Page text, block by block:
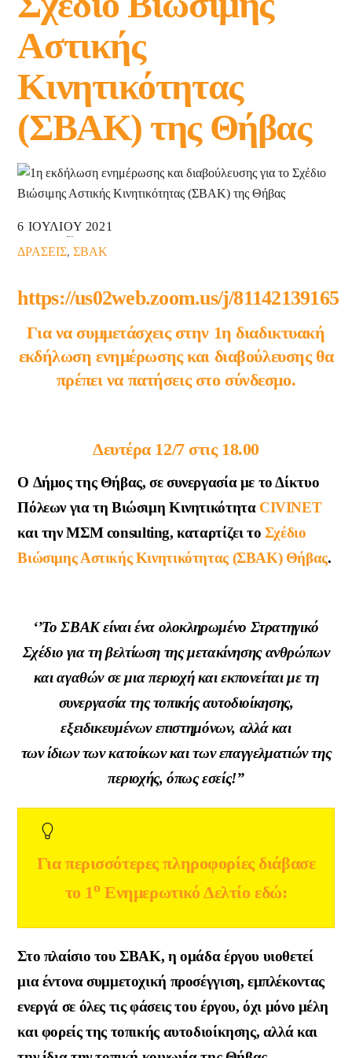
Αστικής
Κινητικότητας
(ΣΒΑΚ) της Θήβας
6 ΙΟΥΛΙΟΥ 2021
ΔΡΑΣΕΙΣ,ΣΒΑΚ
https://us02web.zoom.us/j/81142139165
Για να συμμετάσχεις στην 1η διαδικτυακή
εκδήλωση ενημέρωσης και διαβούλευσης θα
πρέπει να πατήσεις στο σύνδεσμο.
Δευτέρα 12/7 στις 18.00
O Δήμος της Θήβας, σε συνεργασία με τοΔίκτυο
Πόλεων για τη Βιώσιμη Κινητικότητα CIVINET
και τηνΜΣΜ consulting, καταρτίζει το Σχέδιο
Βιώσιμης Αστικής Κινητικότητας (ΣΒΑΚ) Θήβας.
‘’Το ΣΒΑΚ είναι ένα ολοκληρωμένο Στρατηγικό
Σχέδιο για τη βελτίωση της μετακίνησης ανθρώπων
και αγαθών σε μια περιοχή και εκπονείται με τη
συνεργασία της τοπικής αυτοδιοίκησης,
εξειδικευμένων επιστημόνων, αλλά και
των ίδιων των κατοίκων και των επαγγελματιών της
περιοχής, όπως εσείς!’’
Για περισσότερες πληροφορίες διάβασε
το 1οΕνημερωτικό Δελτίο εδώ:
Στο πλαίσιο του ΣΒΑΚ, η ομάδα έργου υιοθετεί
μια έντονα συμμετοχική προσέγγιση, εμπλέκοντας
ενεργά σε όλες τις φάσεις του έργου, όχι μόνο μέλη
και φορείς της τοπικής αυτοδιοίκησης, αλλά και